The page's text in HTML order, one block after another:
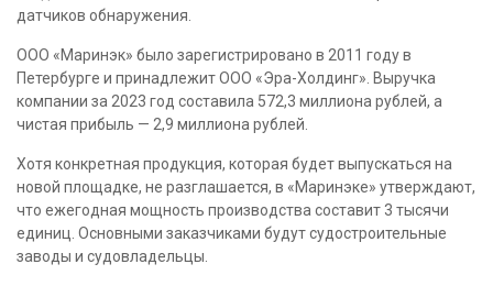
датчиков обнаружения.
ООО «Маринэк» было зарегистрировано в 2011 году в
Петербурге и принадлежит ООО «Эра-Холдинг». Выручка
компании за 2023 год составила 572,3 миллиона рублей, а
чистая прибыль — 2,9 миллиона рублей.
Хотя конкретная продукция, которая будет выпускаться на
новой площадке, не разглашается, в «Маринэке» утверждают,
что ежегодная мощность производства составит 3 тысячи
единиц. Основными заказчиками будут судостроительные
заводы и судовладельцы.